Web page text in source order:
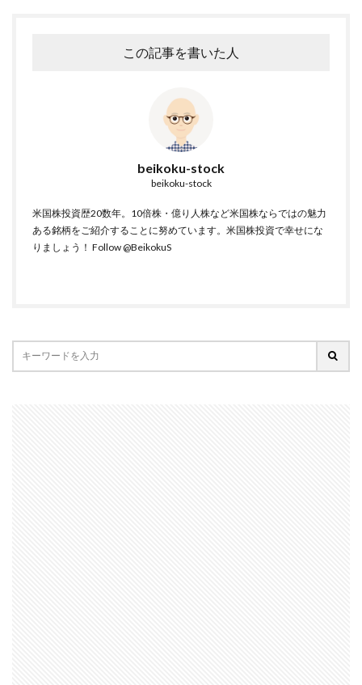
この記事を書いた人
beikoku-stock
beikoku-stock
米国株投資歴20数年。10倍株・億り人株など米国株ならではの魅力
ある銘柄をご紹介することに努めています。米国株投資で幸せにな
りましょう！ Follow @BeikokuS